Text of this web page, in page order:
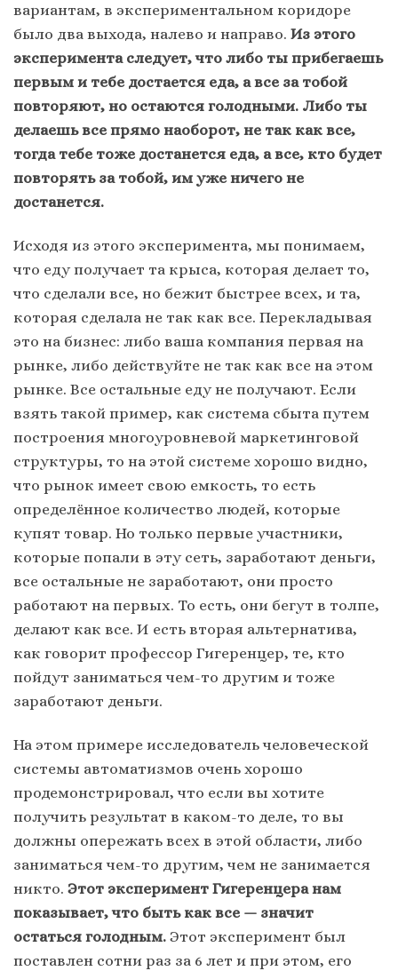
вариантам, в экспериментальном коридоре
было два выхода, налево и направо. Из этого
эксперимента следует, что либо ты прибегаешь
первым и тебе достается еда, а все за тобой
повторяют, но остаются голодными. Либо ты
делаешь все прямо наоборот, не так как все,
тогда тебе тоже достанется еда, а все, кто будет
повторять за тобой, им уже ничего не
достанется.
Исходя из этого эксперимента, мы понимаем,
что еду получает та крыса, которая делает то,
что сделали все, но бежит быстрее всех, и та,
которая сделала не так как все. Перекладывая
это на бизнес: либо ваша компания первая на
рынке, либо действуйте не так как все на этом
рынке. Все остальные еду не получают. Если
взять такой пример, как система сбыта путем
построения многоуровневой маркетинговой
структуры, то на этой системе хорошо видно,
что рынок имеет свою емкость, то есть
определённое количество людей, которые
купят товар. Но только первые участники,
которые попали в эту сеть, заработают деньги,
все остальные не заработают, они просто
работают на первых. То есть, они бегут в толпе,
делают как все. И есть вторая альтернатива,
как говорит профессор Гигеренцер, те, кто
пойдут заниматься чем-то другим и тоже
заработают деньги.
На этом примере исследователь человеческой
системы автоматизмов очень хорошо
продемонстрировал, что если вы хотите
получить результат в каком-то деле, то вы
должны опережать всех в этой области, либо
заниматься чем-то другим, чем не занимается
никто. Этот эксперимент Гигеренцера нам
показывает, что быть как все — значит
остаться голодным. Этот эксперимент был
поставлен сотни раз за 6 лет и при этом, его